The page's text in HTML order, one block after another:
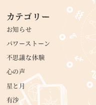
カテゴリー
お知らせ
パワーストーン
不思議な体験
心の声
星と月
有沙